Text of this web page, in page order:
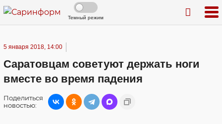
Темный режим
5 января 2018, 14:00
Саратовцам советуют держать ноги
вместе во время падения
Поделиться
новостью: